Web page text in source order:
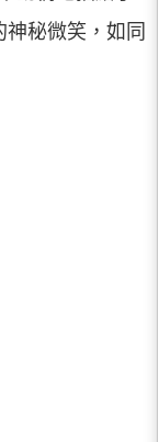
秘微笑，如同